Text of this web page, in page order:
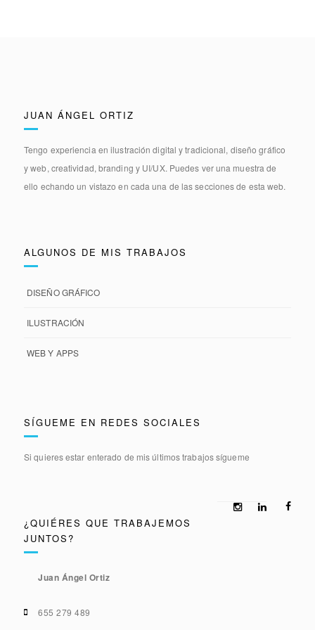
JUAN ÁNGEL ORTIZ
Tengo experiencia enilustración digital y tradicional, diseño gráfico
y web, creatividad, branding y UI/UX. Puedes ver una muestra de
ello echando un vistazo en cada una de las secciones de esta web.
ALGUNOS DE MIS TRABAJOS
DISEÑO GRÁFICO
ILUSTRACIÓN
WEB Y APPS
SÍGUEME EN REDES SOCIALES
Si quieres estar enterado de mis últimos trabajos sígueme
¿QUIÉRES QUE TRABAJEMOS
JUNTOS?
Juan Ángel Ortiz
655 279 489